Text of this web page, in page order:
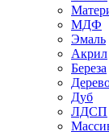
МДФ
Эмаль
Акрил
Береза
Дуб
ЛДСП